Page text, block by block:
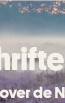
de